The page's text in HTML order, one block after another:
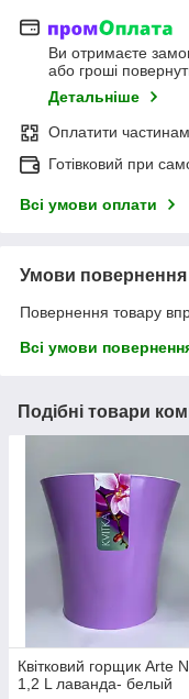
Ви отримаєте
або гроші
Детальніше
Оплатити
Готівковий при
Всі умови оплати
Умови повернення
Повернення товару
Всі умови
Подібні товари
Квітковий горщик Arte
1,2 L лаванда- белый